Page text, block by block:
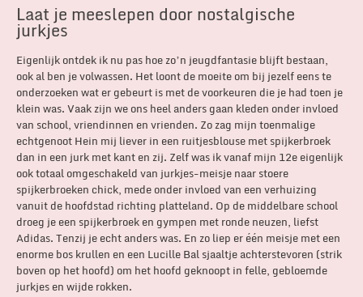
Laat je meeslepen door nostalgische
jurkjes
Eigenlijk ontdek ik nu pas hoe zo’n jeugdfantasie blijft bestaan,
ook al ben je volwassen. Het loont de moeite om bij jezelf eens te
onderzoeken wat er gebeurt is met de voorkeuren die je had toen je
klein was. Vaak zijn we ons heel anders gaan kleden onder invloed
van school, vriendinnen en vrienden. Zo zag mijn toenmalige
echtgenoot Hein mij liever in een ruitjesblouse met spijkerbroek
dan in een jurk met kant en zij. Zelf was ik vanaf mijn 12e eigenlijk
ook totaal omgeschakeld van jurkjes-meisje naar stoere
spijkerbroeken chick, mede onder invloed van een verhuizing
vanuit de hoofdstad richting platteland. Op de middelbare school
droeg je een spijkerbroek en gympen met ronde neuzen, liefst
Adidas. Tenzij je echt anders was. En zo liep er één meisje met een
enorme bos krullen en een Lucille Bal sjaaltje achterstevoren (strik
boven op het hoofd) om het hoofd geknoopt in felle, gebloemde
jurkjes en wijde rokken.